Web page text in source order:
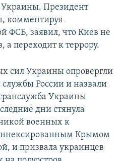
Президент
комментируя
ФСБ, заявил, что Киев не
а переходит к террору.
сил Украины опровергли
России и назвали
Украины
дни стянула
военных к
Крымом
и призвала украинцев